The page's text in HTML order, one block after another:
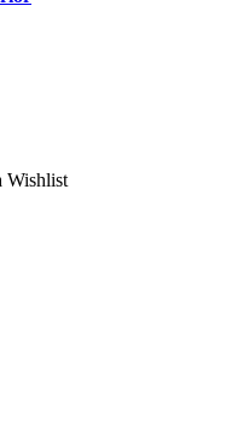
Wishlist